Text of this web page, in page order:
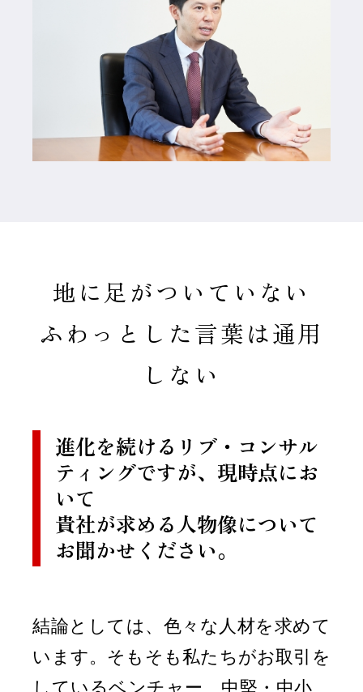
地に足がついていない
ふわっとした言葉は通用
しない
進化を続けるリブ・コンサル
ティングですが、現時点にお
いて
貴社が求める人物像について
お聞かせください。
結論としては、色々な人材を求めて
います。そもそも私たちがお取引を
しているベンチャー、中堅・中小、